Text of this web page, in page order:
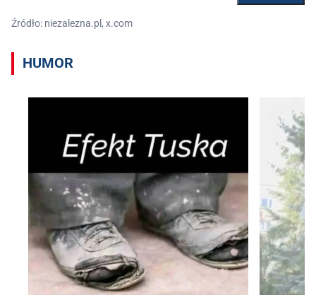
Źródło: niezalezna.pl, x.com
HUMOR